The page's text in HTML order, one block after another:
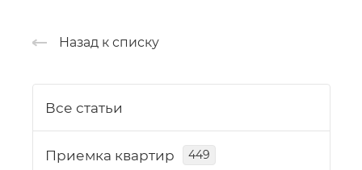
Назад к списку
Все статьи
Приемка квартир 449